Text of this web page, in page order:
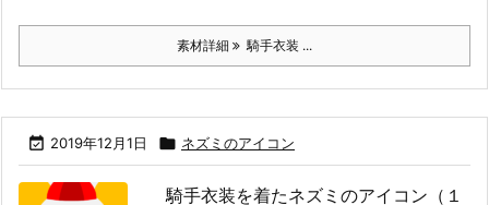
素材詳細 騎手衣装 ...
 2019年12月1日  ネズミのアイコン
騎手衣装を着たネズミのアイコン（１